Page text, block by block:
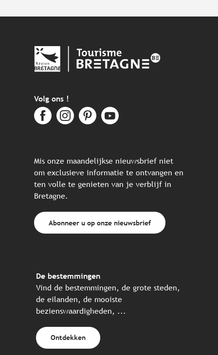
Volg ons !
Mis onze maandelijkse nieuwsbrief niet
om exclusieve informatie te ontvangen en
ten volle te genieten van je verblijf in
Bretagne.
Abonneer u op onze nieuwsbrief
De bestemmingen
Vind de bestemmingen, de grote steden,
de eilanden, de mooiste
bezienswaardigheden, ...
Ontdekken